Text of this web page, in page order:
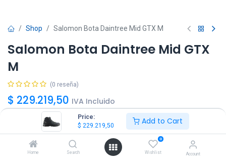
Price:
$ 229.219,50 Add to Cart
Home Search
0
Wishlist Account
Shop Salomon Bota Daintree Mid GTX M
Salomon Bota Daintree Mid GTX
M
(0 reseña)
$ 229.219,50 IVA Incluido
42 43 45